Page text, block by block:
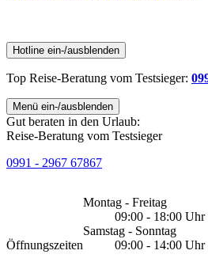
Hotline ein-/ausblenden
Top Reise-Beratung vom Testsieger:
Menü ein-/ausblenden
Gut beraten in den Urlaub:
Reise-Beratung vom Testsieger
0991 - 2967 67867
Öffnungszeiten
Montag - Freitag
09:00 - 18:00 Uhr
Samstag - Sonntag
09:00 - 14:00 Uhr